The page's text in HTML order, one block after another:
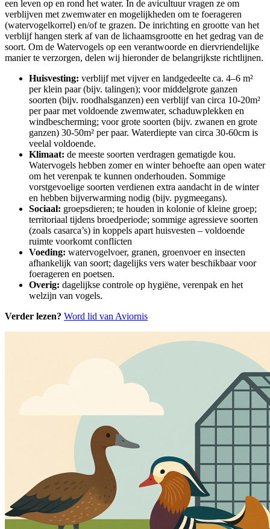
een leven op en rond het water. In de avicultuur vragen ze om
verblijven met zwemwater en mogelijkheden om te foerageren
(watervogelkorrel) en/of te grazen. De inrichting en grootte van het
verblijf hangen sterk af van de lichaamsgrootte en het gedrag van de
soort. Om de Watervogels op een verantwoorde en diervriendelijke
manier te verzorgen, delen wij hieronder de belangrijkste richtlijnen.
Huisvesting: verblijf met vijver en landgedeelte ca. 4–6 m²
per klein paar (bijv. talingen); voor middelgrote ganzen
soorten (bijv. roodhalsganzen) een verblijf van circa 10-20m²
per paar met voldoende zwemwater, schaduwplekken en
windbescherming; voor grote soorten (bijv. zwanen en grote
ganzen) 30-50m² per paar. Waterdiepte van circa 30-60cm is
veelal voldoende.
Klimaat: de meeste soorten verdragen gematigde kou.
Watervogels hebben zomer en winter behoefte aan open water
om het verenpak te kunnen onderhouden. Sommige
vorstgevoelige soorten verdienen extra aandacht in de winter
en hebben bijverwarming nodig (bijv. pygmeegans).
Sociaal: groepsdieren; te houden in kolonie of kleine groep;
territoriaal tijdens broedperiode; sommige agressieve soorten
(zoals casarca’s) in koppels apart huisvesten – voldoende
ruimte voorkomt conflicten
Voeding: watervogelvoer, granen, groenvoer en insecten
afhankelijk van soort; dagelijks vers water beschikbaar voor
foerageren en poetsen.
Overig: dagelijkse controle op hygiëne, verenpak en het
welzijn van vogels.
Verder lezen? Word lid van Aviornis